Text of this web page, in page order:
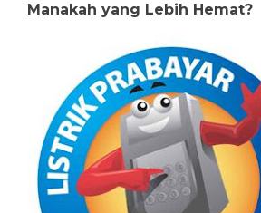
Manakah yang Lebih Hemat?